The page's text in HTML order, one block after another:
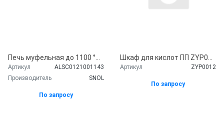
Артикул
ALSC0121001143
Производитель
SNOL
По запросу
Артикул ZYP0012
По запросу